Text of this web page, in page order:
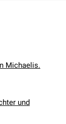
Michaelis.
und